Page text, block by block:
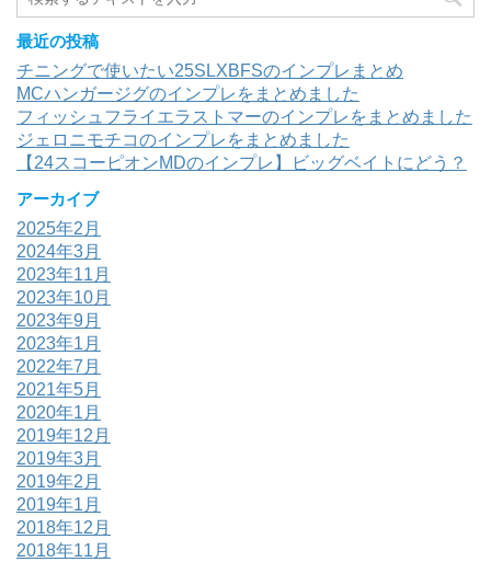
最近の投稿
チニングで使いたい25SLXBFSのインプレまとめ
MCハンガージグのインプレをまとめました
フィッシュフライエラストマーのインプレをまとめました
ジェロニモチコのインプレをまとめました
【24スコーピオンMDのインプレ】ビッグベイトにどう？
アーカイブ
2025年2月
2024年3月
2023年11月
2023年10月
2023年9月
2023年1月
2022年7月
2021年5月
2020年1月
2019年12月
2019年3月
2019年2月
2019年1月
2018年12月
2018年11月